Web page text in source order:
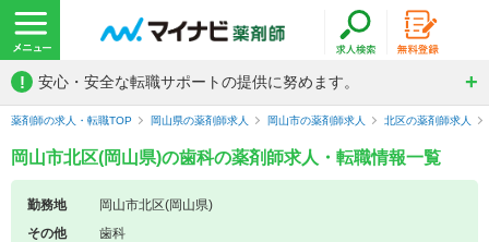
! 安心・安全な転職サポートの提供に努めます。
薬剤師の求人・転職TOP 岡山県の薬剤師求人 岡山市の薬剤師求人 北区の薬剤師求人
岡山市北区(岡山県)の歯科の薬剤師求人・転職情報一覧
勤務地
岡山市北区(岡山県)
その他
歯科